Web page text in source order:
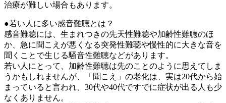
治療が難しい場合もあります。
●若い人に多い感音難聴とは？
感音難聴には、生まれつきの先天性難聴や加齢性難聴のほ
か、急に聞こえが悪くなる突発性難聴や慢性的に大きな音を
聞くことで生じる騒音性難聴などがあります。
若い人にとって、加齢性難聴は先のことのように思えてしま
うかもしれませんが、「聞こえ」の老化は、実は20代から始
まっていると言われ、30代や40代ですでに症状が出る人も少
なくありません。